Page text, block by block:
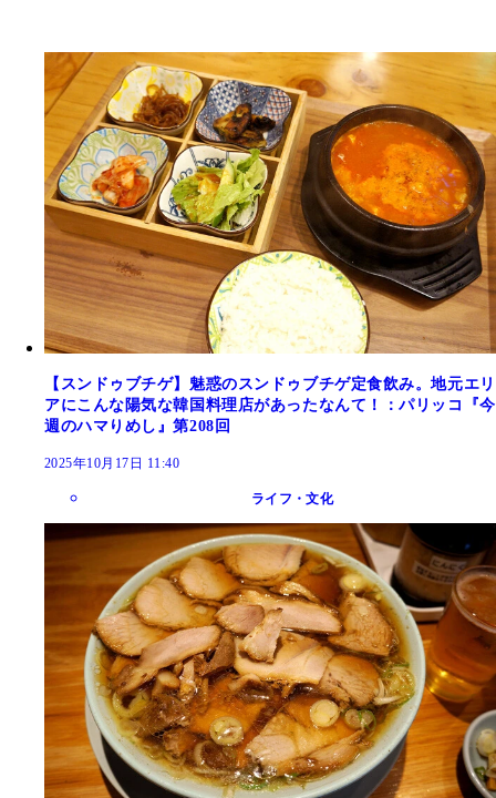
【スンドゥブチゲ】魅惑のスンドゥブチゲ定食飲み。地元エリ
アにこんな陽気な韓国料理店があったなんて！：パリッコ『今
週のハマりめし』第208回
2025年10月17日 11:40
ライフ・文化